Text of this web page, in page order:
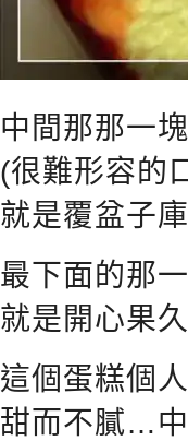
中間那那一
(很難形容的
就是覆盆子
最下面的那
就是開心果
這個蛋糕個
甜而不膩…